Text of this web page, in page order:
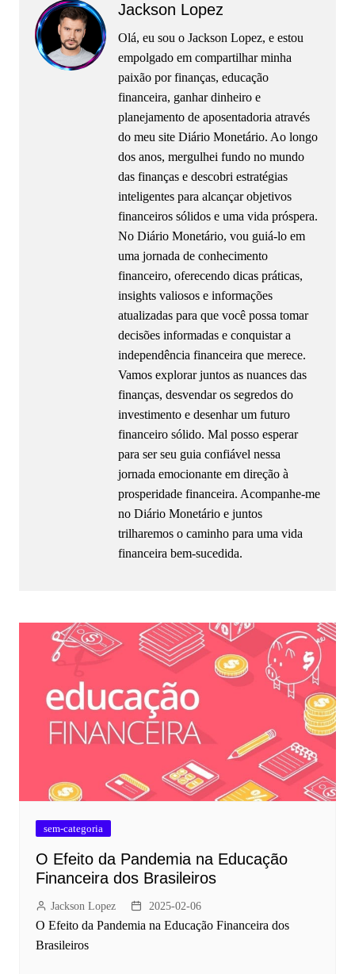
Jackson Lopez
Olá, eu sou o Jackson Lopez, e estou
empolgado em compartilhar minha
paixão por finanças, educação
financeira, ganhar dinheiro e
planejamento de aposentadoria através
do meu site Diário Monetário. Ao longo
dos anos, mergulhei fundo no mundo
das finanças e descobri estratégias
inteligentes para alcançar objetivos
financeiros sólidos e uma vida próspera.
No Diário Monetário, vou guiá-lo em
uma jornada de conhecimento
financeiro, oferecendo dicas práticas,
insights valiosos e informações
atualizadas para que você possa tomar
decisões informadas e conquistar a
independência financeira que merece.
Vamos explorar juntos as nuances das
finanças, desvendar os segredos do
investimento e desenhar um futuro
financeiro sólido. Mal posso esperar
para ser seu guia confiável nessa
jornada emocionante em direção à
prosperidade financeira. Acompanhe-me
no Diário Monetário e juntos
trilharemos o caminho para uma vida
financeira bem-sucedida.
sem-categoria
O Efeito da Pandemia na Educação
Financeira dos Brasileiros
Jackson Lopez 2025-02-06
O Efeito da Pandemia na Educação Financeira dos
Brasileiros